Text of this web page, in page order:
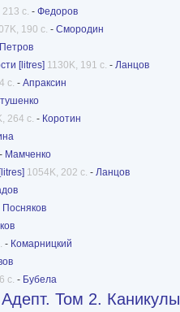
213 с. - Федоров
190 с. - Смородин
Петров
[litres] 1130K, 191 с. - Ланцов
с. - Апраксин
264 с. - Коротин
- Мамченко
1054K, 202 с. - Ланцов
Посняков
- Комарницкий
с. - Бубела
Адепт. Том 2.